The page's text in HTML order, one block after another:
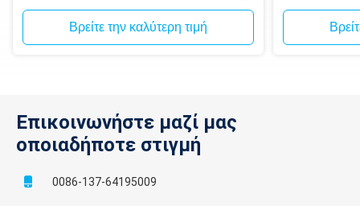
θήκης
Βρείτε την καλύτερη τιμή
τρυπάνι που
τρυπούν
Επικοινωνήστε μαζί μας
οποιαδήποτε στιγμή
0086-137-64195009